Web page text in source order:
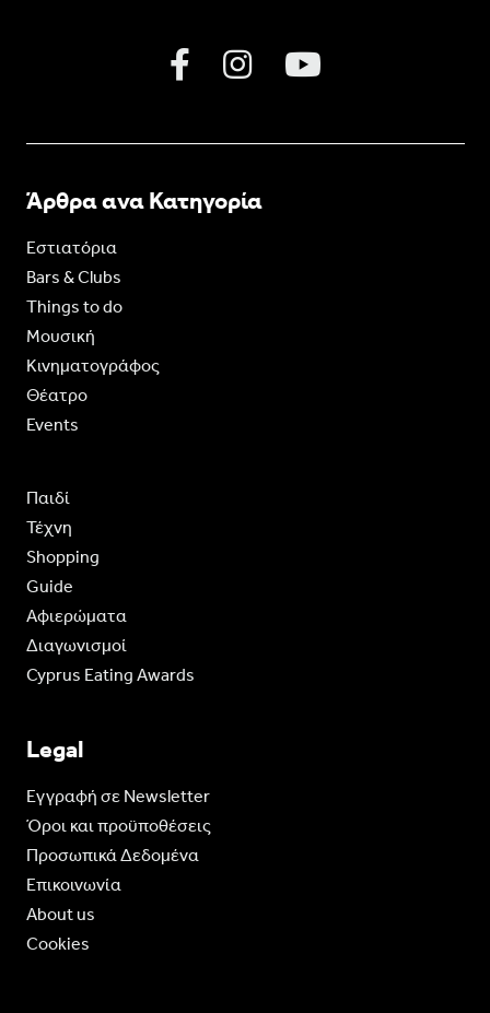
Άρθρα ανα Κατηγορία
Εστιατόρια
Bars & Clubs
Things to do
Moυσική
Κινηματογράφος
Θέατρο
Events
Παιδί
Τέχνη
Shopping
Guide
Aφιερώματα
Διαγωνισμοί
Cyprus Eating Awards
Legal
Eγγραφή σε Newsletter
Όροι και προϋποθέσεις
Προσωπικά Δεδομένα
Επικοινωνία
About us
Cookies